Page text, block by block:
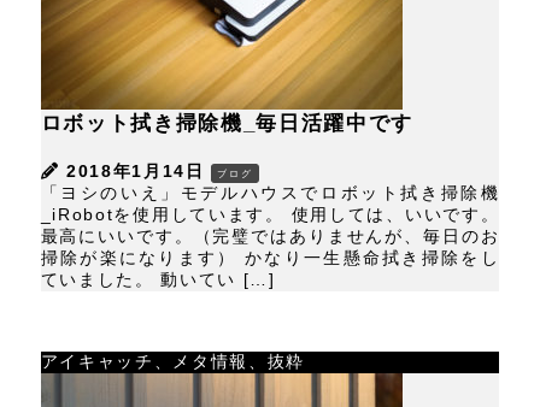
ロボット拭き掃除機_毎日活躍中です
2018年1月14日 ブログ
「ヨシのいえ」モデルハウスでロボット拭き掃除機
_iRobotを使用しています。 使用しては、いいです。
最高にいいです。（完璧ではありませんが、毎日のお
掃除が楽になります） かなり一生懸命拭き掃除をし
ていました。 動いてい […]
アイキャッチ、メタ情報、抜粋